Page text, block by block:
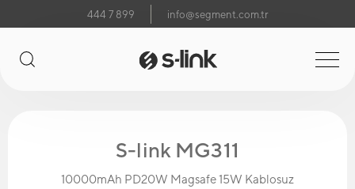
444 7 899 info@segment.com.tr
S-link MG311
10000mAh PD20W Magsafe 15W Kablosuz